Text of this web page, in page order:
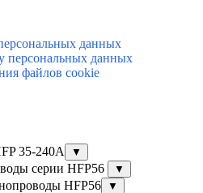
данных
персональных данных
файлов cookie
35-240А ▼
серии HFP56 ▼
HFP56 ▼